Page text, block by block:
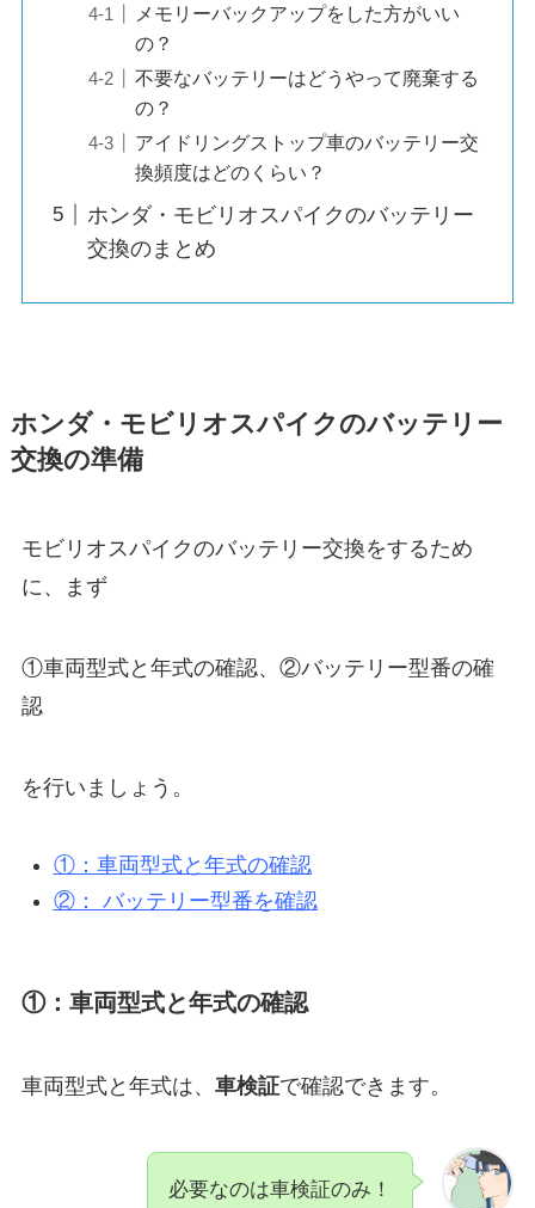
メモリーバックアップをした方がいい
の？
不要なバッテリーはどうやって廃棄する
の？
アイドリングストップ車のバッテリー交
換頻度はどのくらい？
ホンダ・モビリオスパイクのバッテリー
交換のまとめ
ホンダ・モビリオスパイクのバッテリー
交換の準備
モビリオスパイクのバッテリー交換をするため
に、まず
①車両型式と年式の確認、②バッテリー型番の確
認
を行いましょう。
①：車両型式と年式の確認
②： バッテリー型番を確認
①：車両型式と年式の確認
車両型式と年式は、 車検証で確認できます。
必要なのは車検証のみ！